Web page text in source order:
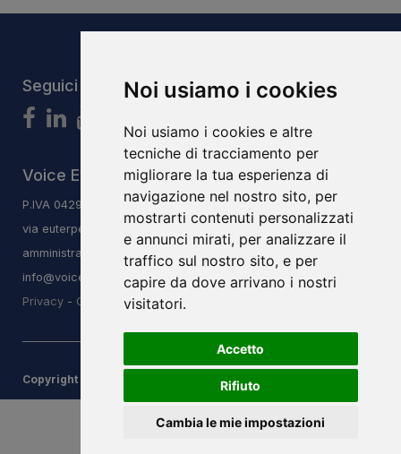
Noi usiamo i cookies
Noi usiamo i cookies e altre
tecniche di tracciamento per
migliorare la tua esperienza di
navigazione nel nostro sito, per
mostrarti contenuti personalizzati
e annunci mirati, per analizzare il
traffico sul nostro sito, e per
capire da dove arrivano i nostri
visitatori.
Accetto
Rifiuto
Cambia le mie impostazioni
Seguici
Voice Evolution System S.r.l.s
P.IVA 04293240406
via euterpe 3/q, 47923, Rimini, RN
amministrazione@vesitalia.it
info@voiceevolutioninstitute.it
Privacy - Cookie Low
Copyright ® 2026 Voice Evolution System S.r.l.s |